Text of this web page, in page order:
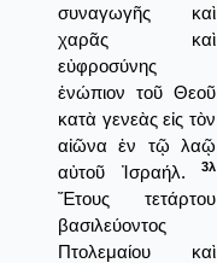
συναγωγῆς καὶ
χαρᾶς καὶ
εὐφροσύνης
ἐνώπιον τοῦ Θεοῦ
κατὰ γενεὰς εἰς τὸν
αἰῶνα ἐν τῷ λαῷ
αὐτοῦ Ἰσραήλ.
3λ
Ἔτους τετάρτου
βασιλεύοντος
Πτολεμαίου καὶ